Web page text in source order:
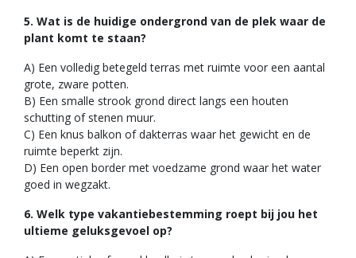
5. Wat is de huidige ondergrond van de plek waar de
plant komt te staan?
A) Een volledig betegeld terras met ruimte voor een aantal
grote, zware potten.
B) Een smalle strook grond direct langs een houten
schutting of stenen muur.
C) Een knus balkon of dakterras waar het gewicht en de
ruimte beperkt zijn.
D) Een open border met voedzame grond waar het water
goed in wegzakt.
6. Welk type vakantiebestemming roept bij jou het
ultieme geluksgevoel op?